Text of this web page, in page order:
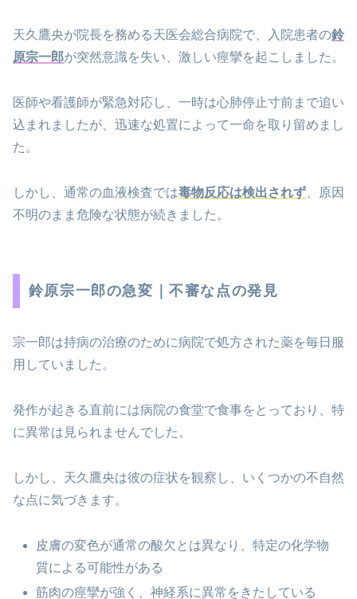
天久鷹央が院長を務める天医会総合病院で、入院患者の鈴
原宗一郎が突然意識を失い、激しい痙攣を起こしました。
医師や看護師が緊急対応し、一時は心肺停止寸前まで追い
込まれましたが、迅速な処置によって一命を取り留めまし
た。
しかし、通常の血液検査では毒物反応は検出されず 、原因
不明のまま危険な状態が続きました。
鈴原宗一郎の急変｜不審な点の発見
宗一郎は持病の治療のために病院で処方された薬を毎日服
用していました。
発作が起きる直前には病院の食堂で食事をとっており、特
に異常は見られませんでした。
しかし、天久鷹央は彼の症状を観察し、いくつかの不自然
な点に気づきます。
皮膚の変色が通常の酸欠とは異なり、特定の化学物
質による可能性がある
筋肉の痙攣が強く、神経系に異常をきたしている